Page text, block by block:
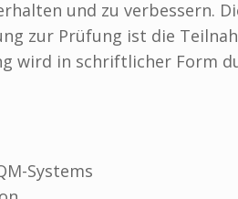
und zu verbessern.
zur Prüfung ist die
wird in schriftlicher Form
Systems